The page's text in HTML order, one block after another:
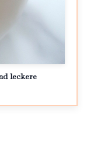
leckere